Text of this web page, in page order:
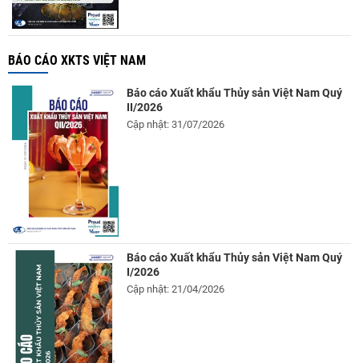
BÁO CÁO XKTS VIỆT NAM
Báo cáo Xuất khẩu Thủy sản Việt Nam Quý
II/2026
Cập nhật: 31/07/2026
Báo cáo Xuất khẩu Thủy sản Việt Nam Quý
I/2026
Cập nhật: 21/04/2026